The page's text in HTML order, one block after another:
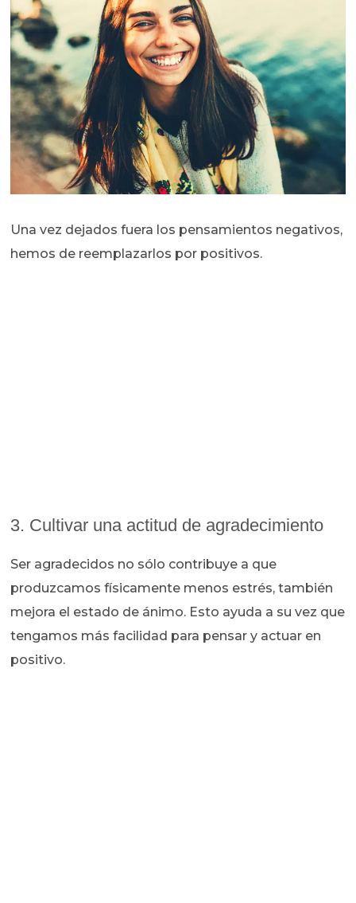
Una vez dejados fuera los pensamientos negativos,
hemos de reemplazarlos por positivos.
3. Cultivar una actitud de agradecimiento
Ser agradecidos no sólo contribuye a que
produzcamos físicamente menos estrés, también
mejora el estado de ánimo. Esto ayuda a su vez que
tengamos más facilidad para pensar y actuar en
positivo.